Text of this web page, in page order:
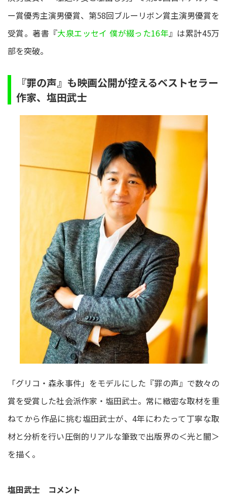
ー賞優秀主演男優賞、第58回ブルーリボン賞主演男優賞を
受賞。著書『大泉エッセイ 僕が綴った16年』は累計45万
部を突破。
『罪の声』も映画公開が控えるベストセラー
作家、塩田武士
「グリコ・森永事件」をモデルにした『罪の声』で数々の
賞を受賞した社会派作家・塩田武士。常に緻密な取材を重
ねてから作品に挑む塩田武士が、4年にわたって丁寧な取
材と分析を行い圧倒的リアルな筆致で出版界の＜光と闇＞
を描く。
塩田武士 コメント